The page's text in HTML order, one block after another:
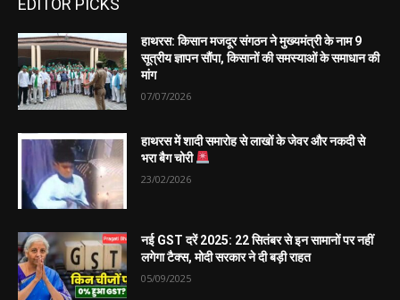
EDITOR PICKS
हाथरस: किसान मजदूर संगठन ने मुख्यमंत्री के नाम 9
सूत्रीय ज्ञापन सौंपा, किसानों की समस्याओं के समाधान की
मांग
07/07/2026
हाथरस में शादी समारोह से लाखों के जेवर और नकदी से
भरा बैग चोरी
23/02/2026
नई GST दरें 2025: 22 सितंबर से इन सामानों पर नहीं
लगेगा टैक्स, मोदी सरकार ने दी बड़ी राहत
05/09/2025